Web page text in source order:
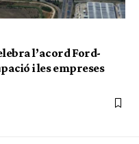
l’acord Ford-
i les empreses